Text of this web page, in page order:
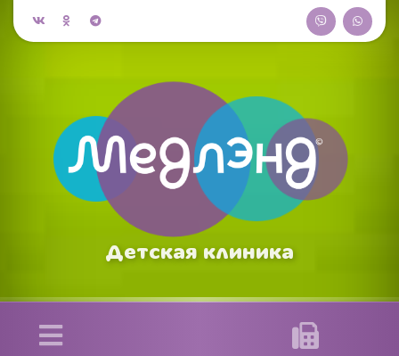
Детская клиника